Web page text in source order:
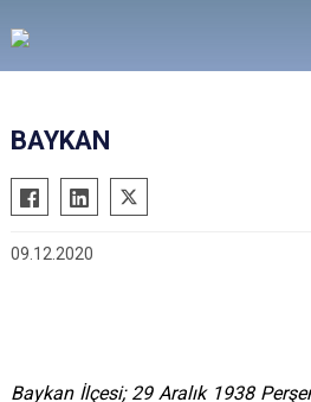
BAYKAN
09.12.2020
Baykan İlçesi; 29 Aralık 1938